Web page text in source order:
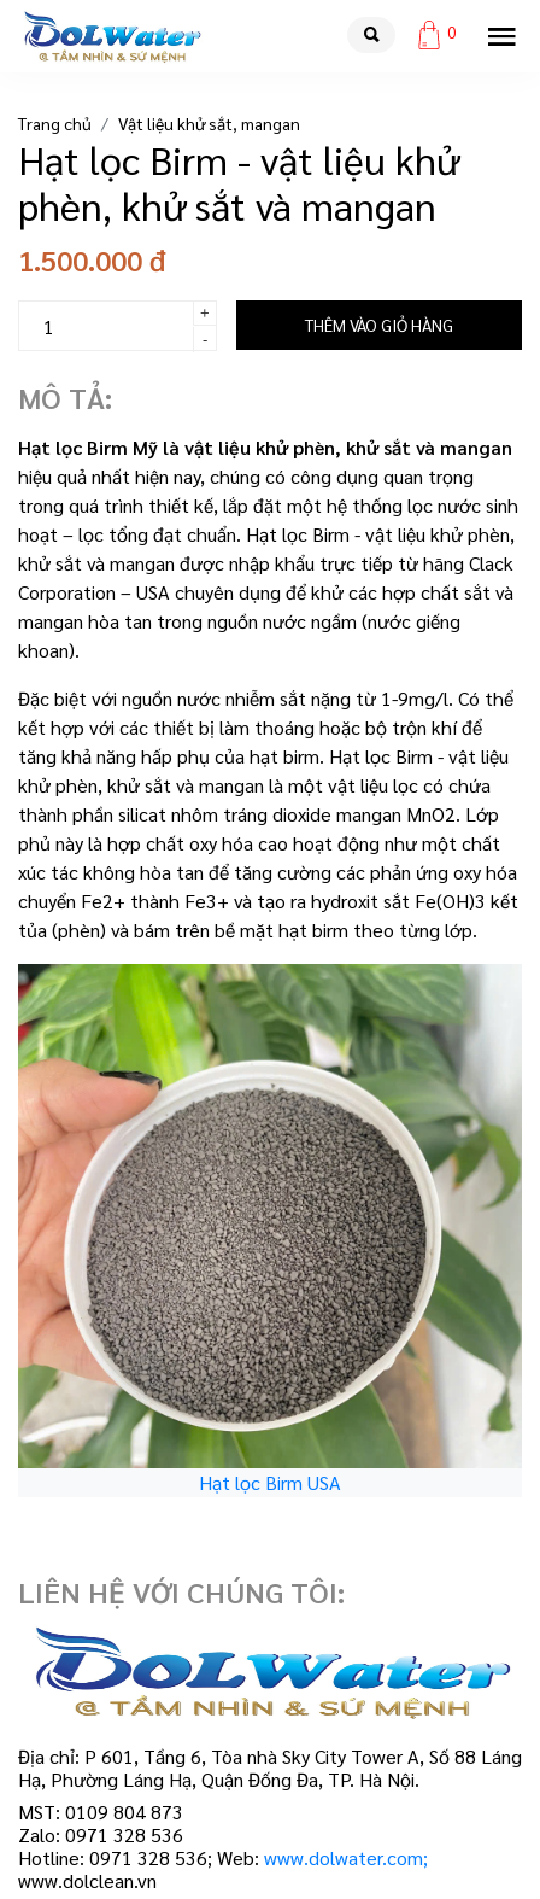
0
Trang chủ Vật liệu khử sắt, mangan
Hạt lọc Birm - vật liệu khử
phèn, khử sắt và mangan
1.500.000 đ
+
-
THÊM VÀO GIỎ HÀNG
MÔ TẢ:
Hạt lọc Birm Mỹ là vật liệu khử phèn, khử sắt và mangan
hiệu quả nhất hiện nay, chúng có công dụng quan trọng
trong quá trình thiết kế, lắp đặt một hệ thống lọc nước sinh
hoạt – lọc tổng đạt chuẩn. Hạt lọc Birm - vật liệu khử phèn,
khử sắt và mangan được nhập khẩu trực tiếp từ hãng Clack
Corporation – USA chuyên dụng để khử các hợp chất sắt và
mangan hòa tan trong nguồn nước ngầm (nước giếng
khoan).
Đặc biệt với nguồn nước nhiễm sắt nặng từ 1-9mg/l. Có thể
kết hợp với các thiết bị làm thoáng hoặc bộ trộn khí để
tăng khả năng hấp phụ của hạt birm. Hạt lọc Birm - vật liệu
khử phèn, khử sắt và mangan là một vật liệu lọc có chứa
thành phần silicat nhôm tráng dioxide mangan MnO2. Lớp
phủ này là hợp chất oxy hóa cao hoạt động như một chất
xúc tác không hòa tan để tăng cường các phản ứng oxy hóa
chuyển Fe2+ thành Fe3+ và tạo ra hydroxit sắt Fe(OH)3 kết
tủa (phèn) và bám trên bề mặt hạt birm theo từng lớp.
Hạt lọc Birm USA
LIÊN HỆ VỚI CHÚNG TÔI:
Địa chỉ: P 601, Tầng 6, Tòa nhà Sky City Tower A, Số 88 Láng
Hạ, Phường Láng Hạ, Quận Đống Đa, TP. Hà Nội.
MST: 0109 804 873
Zalo: 0971 328 536
Hotline: 0971 328 536; Web: www.dolwater.com;
www.dolclean.vn